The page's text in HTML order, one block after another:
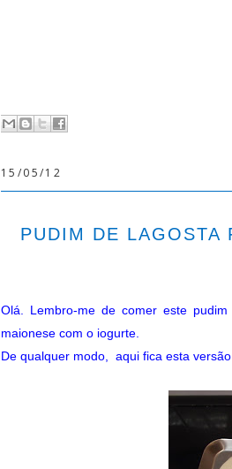
15/05/12
PUDIM DE LAGOSTA
Olá. Lembro-me de comer este
maionese com o iogurte.
De qualquer modo, aqui fica esta